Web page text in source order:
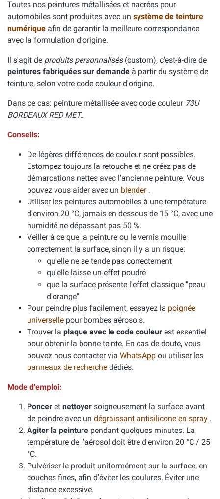
Toutes nos peintures métallisées et nacrées pour
automobiles sont produites avec un système de teinture
numérique afin de garantir la meilleure correspondance
avec la formulation d'origine.
Il s'agit de produits personnalisés(custom), c'est-à-dire de
peintures fabriquées sur demande à partir du système de
teinture, selon votre code couleur d'origine.
Dans ce cas: peinture métallisée avec code couleur 73U
BORDEAUX RED MET..
Conseils:
De légères différences de couleur sont possibles.
Estompez toujours la retouche et ne créez pas de
démarcations nettes avec l'ancienne peinture. Vous
pouvez vous aider avec un blender .
Utiliser les peintures automobiles à une température
d'environ 20 °C, jamais en dessous de 15 °C, avec une
humidité ne dépassant pas 50 %.
Veiller à ce que la peinture ou le vernis mouille
correctement la surface, sinon il y a un risque:
qu'elle ne se tende pas correctement
qu'elle laisse un effet poudré
que la surface présente l'effet classique "peau
d'orange"
Pour peindre plus facilement, essayez la poignée
universelle pour bombes aérosols.
Trouver la plaque avec le code couleur est essentiel
pour obtenir la bonne teinte. En cas de doute, vous
pouvez nous contacter via WhatsApp ou utiliser les
panneaux de recherche dédiés.
Mode d'emploi:
Poncer et nettoyer soigneusement la surface avant
de peindre avec un dégraissant antisilicone en spray .
Agiter la peinture pendant quelques minutes. La
température de l'aérosol doit être d'environ 20 °C / 25
°C.
Pulvériser le produit uniformément sur la surface, en
couches fines, afin d'éviter les coulures. Éviter une
distance excessive.